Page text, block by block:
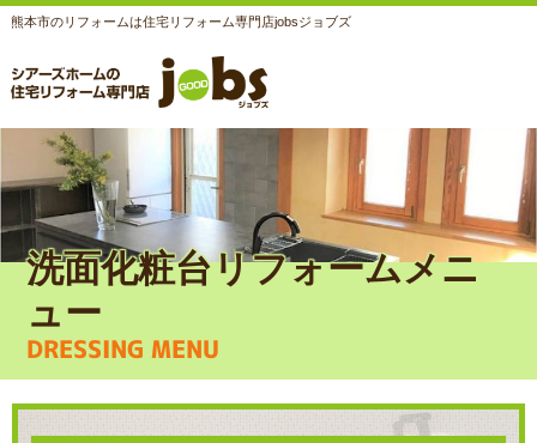
熊本市のリフォームは住宅リフォーム専門店jobsジョブズ
洗面化粧台リフォームメニ
ュー
DRESSING MENU